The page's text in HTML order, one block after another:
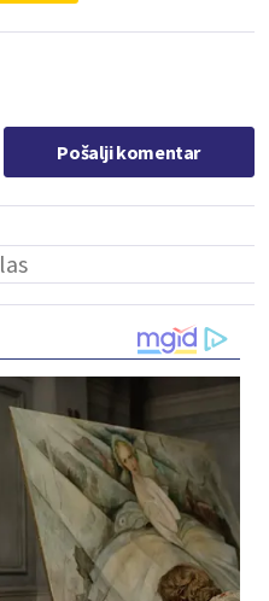
Pošalji komentar